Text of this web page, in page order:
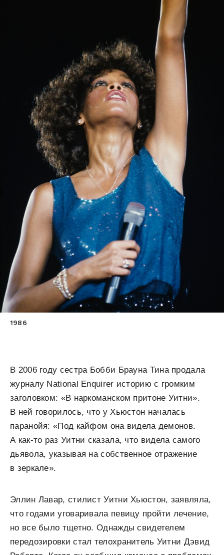
1986
В 2006 году сестра Бобби Брауна Тина продала
журналу National Enquirer историю с громким
заголовком: «В наркоманском притоне Уитни».
В ней говорилось, что у Хьюстон началась
паранойя: «Под кайфом она видела демонов.
А как-то раз Уитни сказала, что видела самого
дьявола, указывая на собственное отражение
в зеркале».
Эллин Лавар, стилист Уитни Хьюстон, заявляла,
что годами уговаривала певицу пройти лечение,
но все было тщетно. Однажды свидетелем
передозировки стал телохранитель Уитни Дэвид